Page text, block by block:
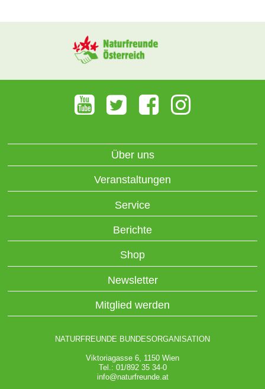
Über uns
Veranstaltungen
Service
Berichte
Shop
Newsletter
Mitglied werden
NATURFREUNDE BUNDESORGANISATION
Viktoriagasse 6, 1150 Wien
Tel.: 01/892 35 34-0
info@naturfreunde.at